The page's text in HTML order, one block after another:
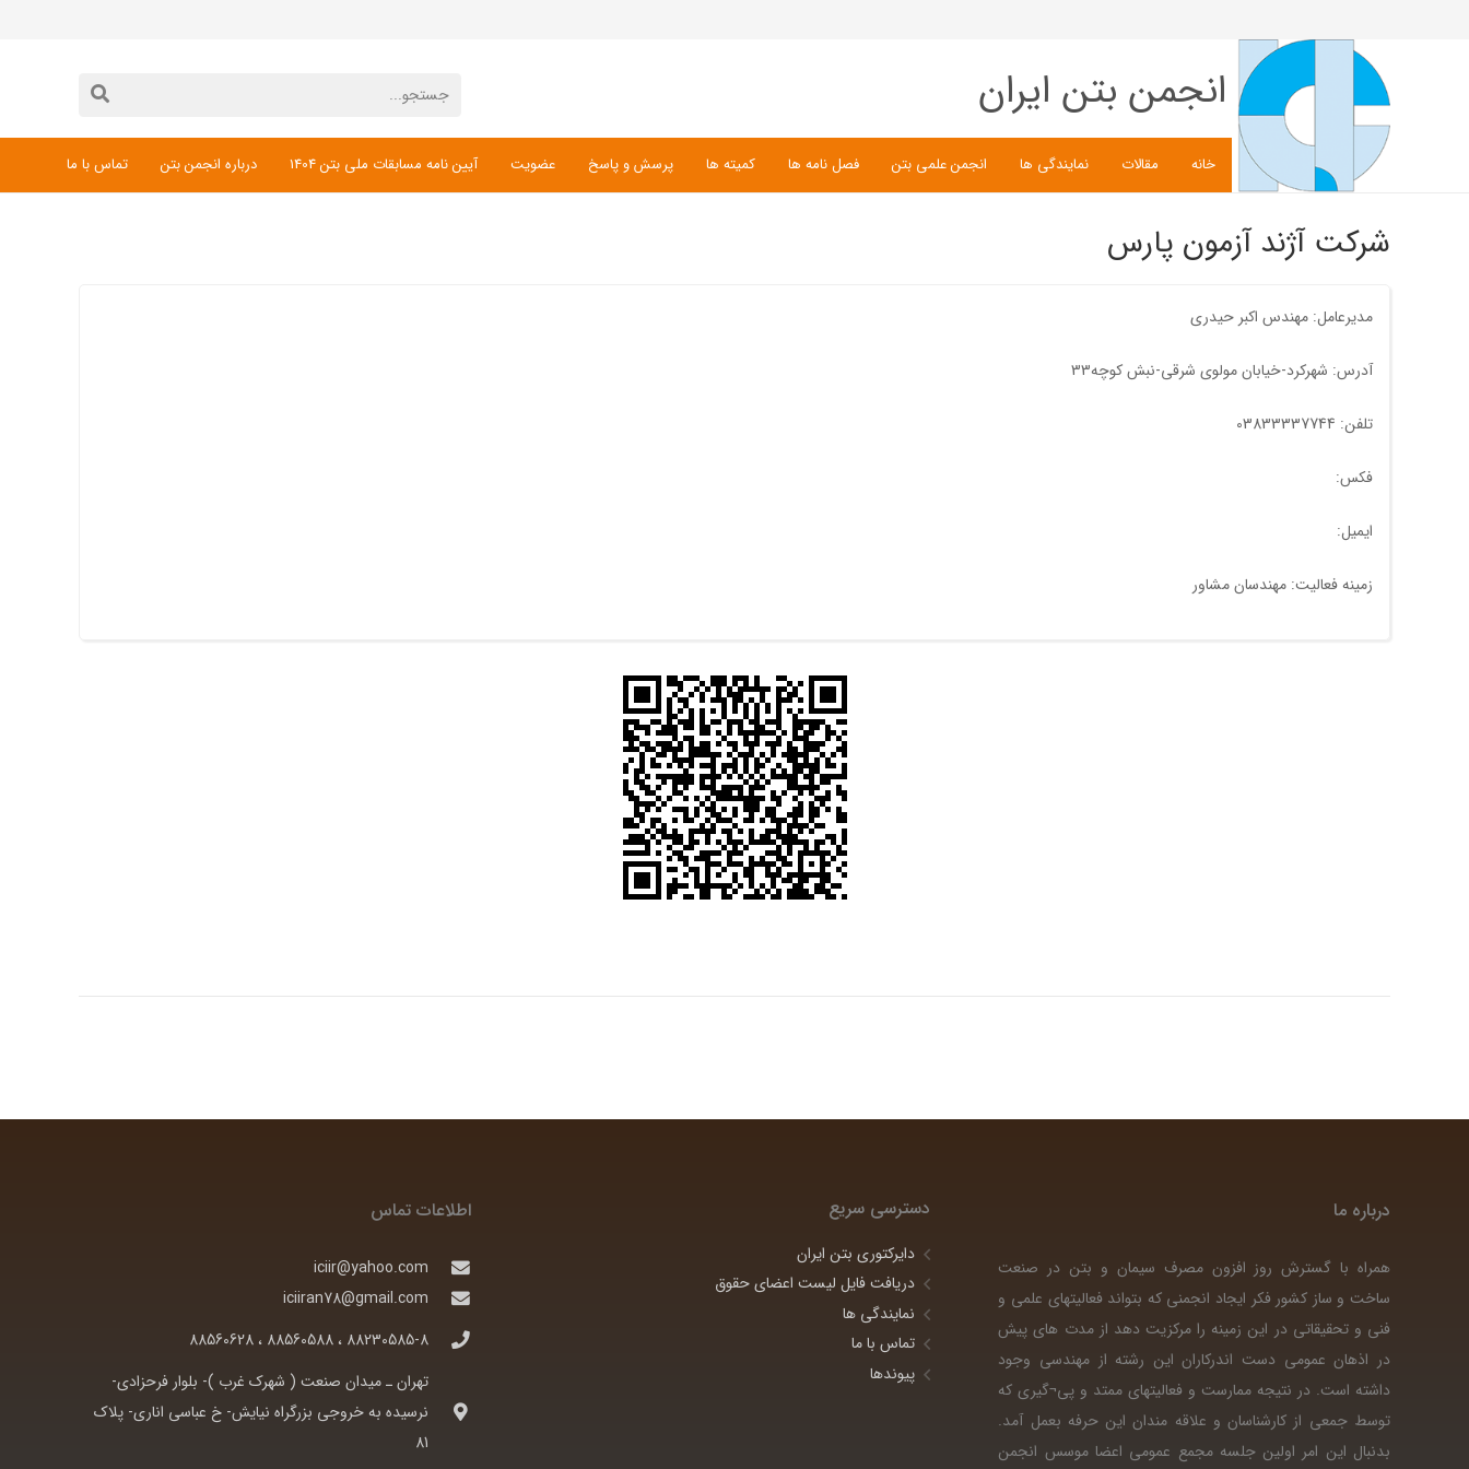
انجمن بتن ایران
خانه مقالات نمایندگی ها انجمن علمی بتن فصل نامه ها کمیته ها پرسش و پاسخ عضویت آیین نامه مسابقات ملی بتن 1404 درباره انجمن بتن تماس با ما
شرکت آژند آزمون پارس
مدیرعامل: مهندس اکبر حیدری
آدرس: شهرکرد-خیابان مولوی شرقی-نبش کوچه33
تلفن: 03833337744
فکس:
ایمیل:
زمینه فعالیت: مهندسان مشاور
درباره ما
همراه با گسترش روز افزون مصرف سیمان و بتن در صنعت
ساخت و ساز کشور فکر ایجاد انجمنی که بتواند فعالیتهای علمی و
فنی و تحقیقاتی در این زمینه را مرکزیت دهد از مدت های پیش
در اذهان عمومی دست اندرکاران این رشته از مهندسی وجود
داشته است. در نتیجه ممارست و فعالیتهای ممتد و پی¬گیری که
توسط جمعی از کارشناسان و علاقه مندان این حرفه بعمل آمد.
بدنبال این امر اولین جلسه مجمع عمومی اعضا موسس انجمن
دسترسی سریع
دایرکتوری بتن ایران
دریافت فایل لیست اعضای حقوق
نمایندگی ها
تماس با ما
پیوندها
اطلاعات تماس
iciir@yahoo.com
iciiran78@gmail.com
88230585-8 ، 88560588 ، 88560628
تهران ـ ميدان صنعت ( شهرک غرب )- بلوار فرحزادی-
نرسيده به خروجی بزرگراه نيايش- خ عباسی اناری- پلاک
81